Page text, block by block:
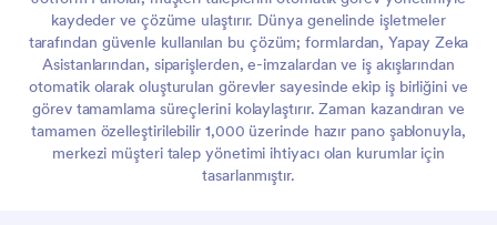
kaydeder ve çözüme ulaştırır. Dünya genelinde işletmeler
tarafından güvenle kullanılan bu çözüm; formlardan, Yapay Zeka
Asistanlarından, siparişlerden, e-imzalardan ve iş akışlarından
otomatik olarak oluşturulan görevler sayesinde ekip iş birliğini ve
görev tamamlama süreçlerini kolaylaştırır. Zaman kazandıran ve
tamamen özelleştirilebilir 1,000 üzerinde hazır pano şablonuyla,
merkezi müşteri talep yönetimi ihtiyacı olan kurumlar için
tasarlanmıştır.